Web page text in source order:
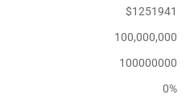
$1251941
100,000,000
100000000
0%